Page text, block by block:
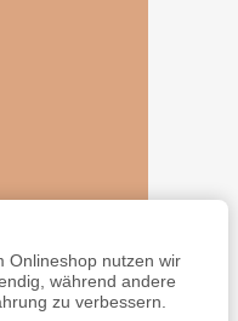
Onlineshop nutzen wir
während andere
zu verbessern.